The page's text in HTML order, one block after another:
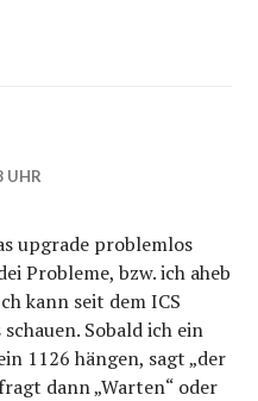
UHR
upgrade problemlos
Probleme, bzw. ich aheb
kann seit dem ICS
Sobald ich ein
1126 hängen, sagt „der
dann „Warten“ oder